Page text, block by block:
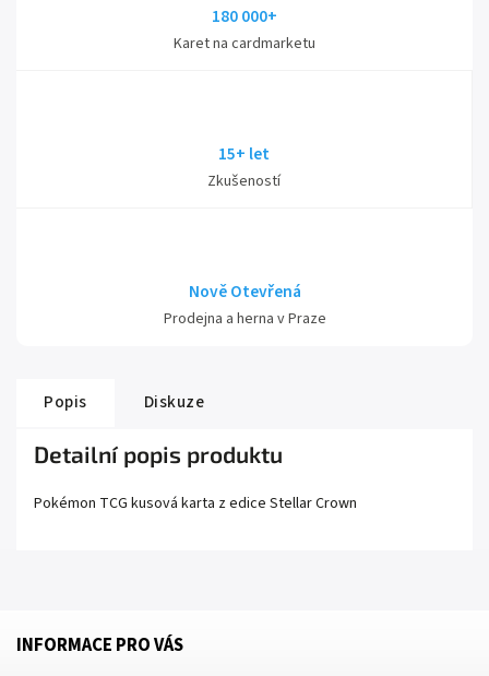
180 000+
Karet na cardmarketu
15+ let
Zkušeností
Nově Otevřená
Prodejna a herna v Praze
Popis Diskuze
Detailní popis produktu
Pokémon TCG kusová karta z edice Stellar Crown
INFORMACE PRO VÁS